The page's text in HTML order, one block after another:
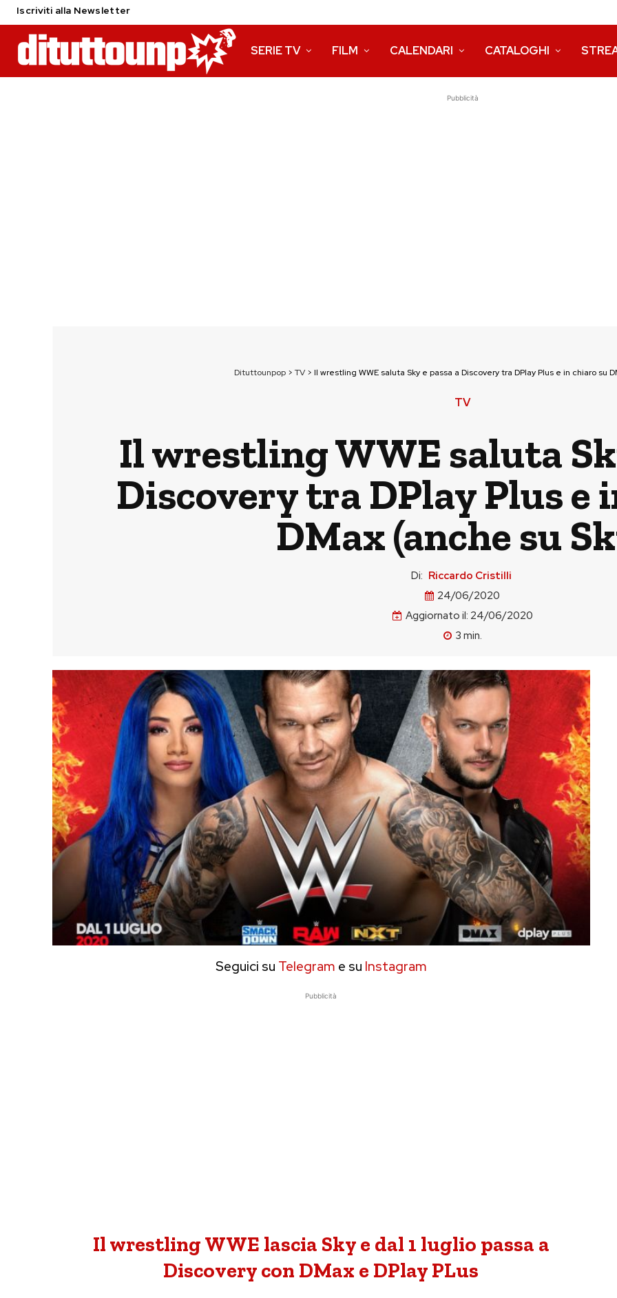
Iscriviti alla Newsletter
SERIE TV FILM CALENDARI CATALOGHI
Pubblicità
Dituttounpop > TV > Il wrestling WWE saluta Sky e passa a Discovery tra DPlay Plus e in chiaro su
TV
Il wrestling WWE saluta
Discovery tra DPlay Plus e
DMax (anche su
Di: Riccardo Cristilli
24/06/2020
Aggiornato il: 24/06/2020
3 min.
Seguici su Telegram e su Instagram
Pubblicità
Il wrestling WWE lascia Sky e dal 1 luglio passa a
Discovery con DMax e DPlay PLus